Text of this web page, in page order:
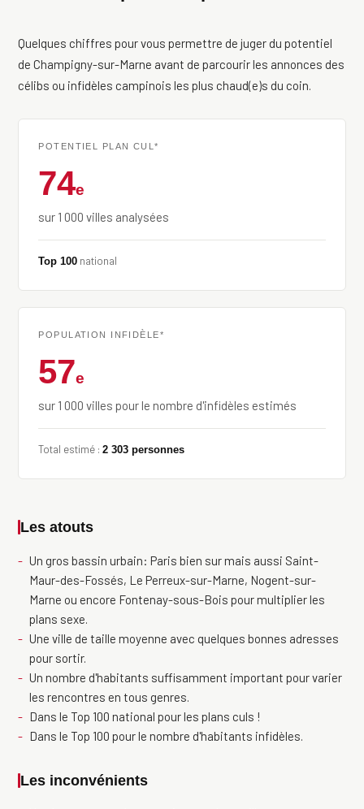
Quelques chiffres pour vous permettre de juger du potentiel
de Champigny-sur-Marne avant de parcourir les annonces des
célibs ou infidèles campinois les plus chaud(e)s du coin.
POTENTIEL PLAN CUL*
74e
sur 1 000 villes analysées
Top 100 national
POPULATION INFIDÈLE*
57e
sur 1 000 villes pour le nombre d'infidèles estimés
Total estimé :2 303 personnes
Les atouts
Un gros bassin urbain: Paris bien sur mais aussi Saint-
Maur-des-Fossés, Le Perreux-sur-Marne, Nogent-sur-
Marne ou encore Fontenay-sous-Bois pour multiplier les
plans sexe.
Une ville de taille moyenne avec quelques bonnes adresses
pour sortir.
Un nombre d'habitants suffisamment important pour varier
les rencontres en tous genres.
Dans le Top 100 national pour les plans culs !
Dans le Top 100 pour le nombre d'habitants infidèles.
Les inconvénients